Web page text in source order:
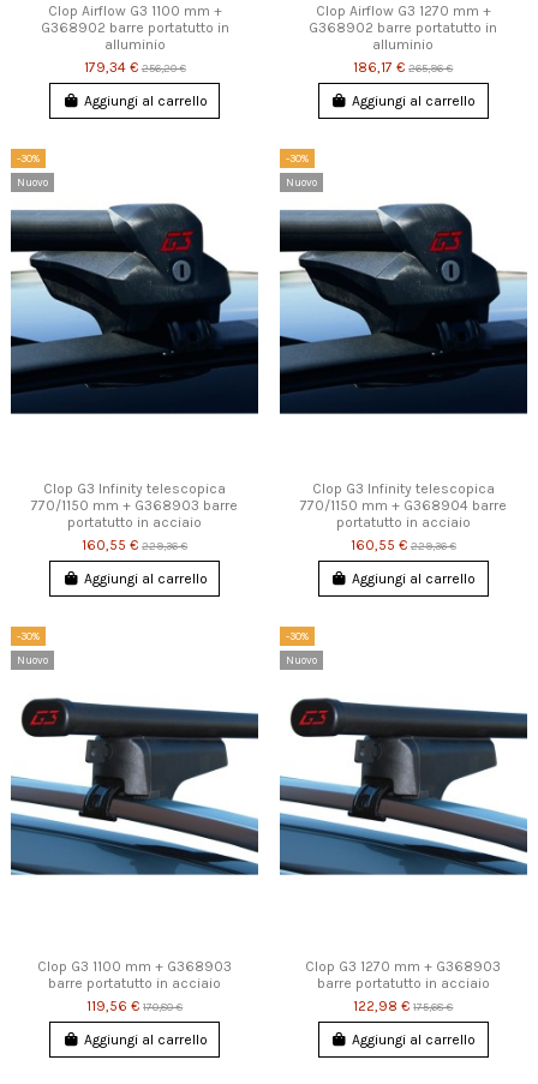
Clop Airflow G3 1100 mm +
G368902 barre portatutto in
alluminio
179,34 €256,20 €
Aggiungi al carrello
Clop Airflow G3 1270 mm +
G368902 barre portatutto in
alluminio
186,17 €265,96 €
Aggiungi al carrello
-30%
Nuovo
Clop G3 Infinity telescopica
770/1150 mm + G368903 barre
portatutto in acciaio
160,55 €229,36 €
Aggiungi al carrello
-30%
Nuovo
Clop G3 Infinity telescopica
770/1150 mm + G368904 barre
portatutto in acciaio
160,55 €229,36 €
Aggiungi al carrello
-30%
Nuovo
Clop G3 1100 mm + G368903
barre portatutto in acciaio
119,56 €170,80 €
Aggiungi al carrello
-30%
Nuovo
Clop G3 1270 mm + G368903
barre portatutto in acciaio
122,98 €175,68 €
Aggiungi al carrello